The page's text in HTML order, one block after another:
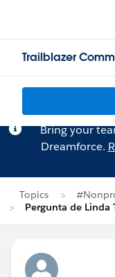
Trailblazer
Bring your
Dreamforce.
Topics
Pergunta de Linda